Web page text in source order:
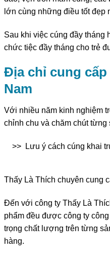
lớn cùng những điều tốt đẹp
Sau khi việc cúng đầy tháng
chức tiệc đầy tháng cho trẻ
Địa chỉ cung
Nam
Với nhiều năm kinh nghiệm
chỉnh chu và chăm chút
>> Lưu ý cách cúng khai
Thấy Là Thích chuyên cung
Đến với công ty Thấy Là
phẩm đều được công ty
trọng chất lượng trên từng
hàng.